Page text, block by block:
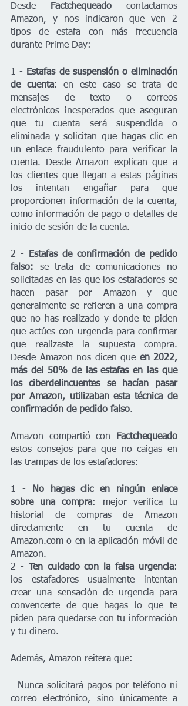
Desde Factchequeado contactamos
Amazon, y nos indicaron que ven 2
tipos de estafa con más frecuencia
durante Prime Day:
1 -
Estafas de suspensión o eliminación
de cuenta: en este caso se trata de
mensajes de texto o correos
electrónicos inesperados que aseguran
que tu cuenta será suspendida o
eliminada y solicitan que hagas clic en
un enlace fraudulento para verificar la
cuenta. Desde Amazon explican que a
los clientes que llegan a estas páginas
los intentan engañar para que
proporcionen información de la cuenta,
como información de pago o detalles de
inicio de sesión de la cuenta.
2 -
Estafas de confirmación de pedido
falso: se trata de comunicaciones no
solicitadas en las que los estafadores se
hacen pasar por Amazon y que
generalmente se refieren a una compra
que no has realizado y donde te piden
que actúes con urgencia para confirmar
que realizaste la supuesta compra.
Desde Amazon nos dicen que en 2022,
más del 50% de las estafas en las que
los ciberdelincuentes se hacían pasar
por Amazon, utilizaban esta técnica de
confirmación de pedido falso.
Amazon compartió con
Factchequeado
estos consejos para que no caigas en
las trampas de los estafadores:
1 -
No hagas clic en ningún enlace
sobre una compra: mejor verifica tu
historial de compras de Amazon
directamente en tu cuenta de
Amazon.com o en la aplicación móvil de
Amazon.
2 -
Ten cuidado con la falsa urgencia:
los estafadores usualmente intentan
crear una sensación de urgencia para
convencerte de que hagas lo que te
piden para quedarse con tu información
y tu dinero.
Además, Amazon reitera que:
- Nunca solicitará pagos por teléfono ni
correo electrónico, sino únicamente a